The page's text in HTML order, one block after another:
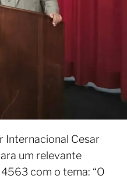
Internacional Cesar
um relevante
com o tema: “O